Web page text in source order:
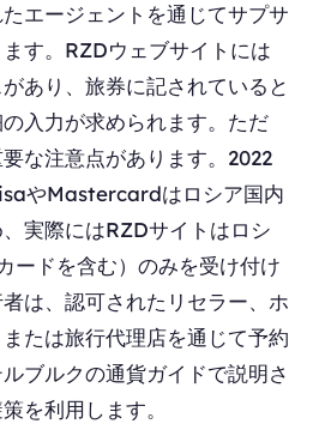
エージェントを通じてサプサ
す。RZDウェブサイトには
あり、旅券に記されていると
入力が求められます。ただ
な注意点があります。2022
やMastercardはロシア国内
実際にはRZDサイトはロシ
ードを含む）のみを受け付け
は、認可されたリセラー、ホ
たは旅行代理店を通じて予約
ブルクの通貨ガイドで説明さ
を利用します。